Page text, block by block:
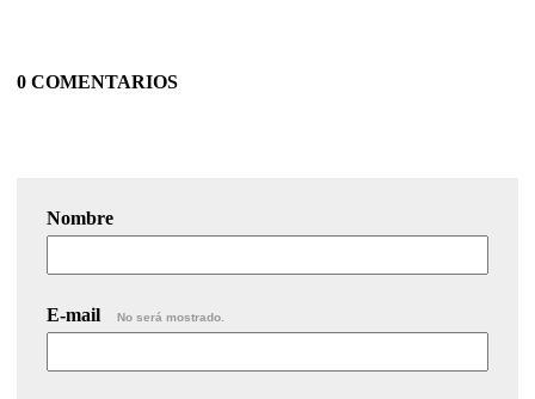
0 COMENTARIOS
Nombre
E-mail No será mostrado.